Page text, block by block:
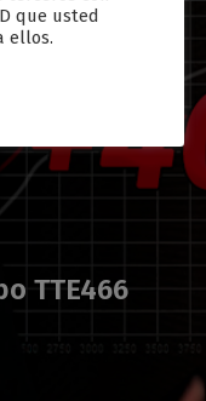
TTE466
que usted
ellos.